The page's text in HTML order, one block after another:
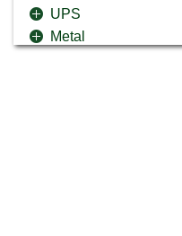
UPS
Metal